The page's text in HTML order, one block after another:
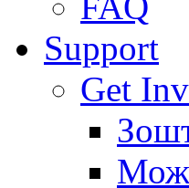
Support
Get